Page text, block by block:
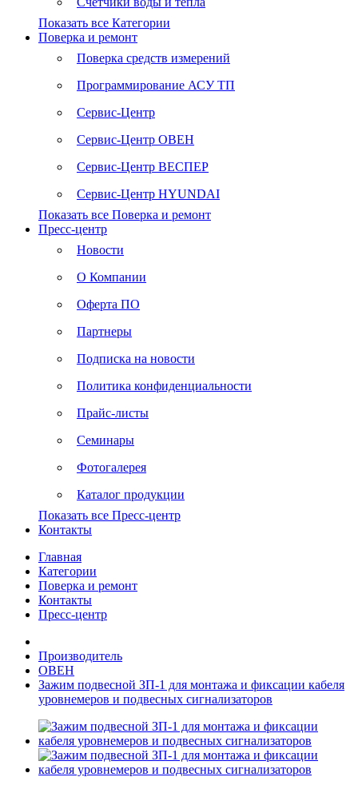
Показать все Категории
Поверка и ремонт
Поверка средств измерений
Программирование АСУ ТП
Сервис-Центр
Сервис-Центр ОВЕН
Сервис-Центр ВЕСПЕР
Сервис-Центр HYUNDAI
Показать все Поверка и ремонт
Пресс-центр
Новости
О Компании
Оферта ПО
Партнеры
Подписка на новости
Политика конфиденциальности
Прайс-листы
Семинары
Фотогалерея
Каталог продукции
Показать все Пресс-центр
Контакты
Главная
Категории
Поверка и ремонт
Контакты
Пресс-центр
Производитель
ОВЕН
Зажим подвесной ЗП-1 для монтажа и фиксации кабеля
уровнемеров и подвесных сигнализаторов